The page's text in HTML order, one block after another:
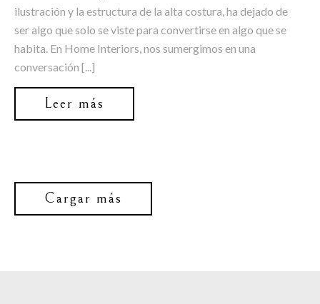
ilustración y la estructura de la alta costura, ha dejado de
ser algo que solo se viste para convertirse en algo que se
habita. En Home Interiors, nos sumergimos en una
conversación [...]
Leer más
Cargar más